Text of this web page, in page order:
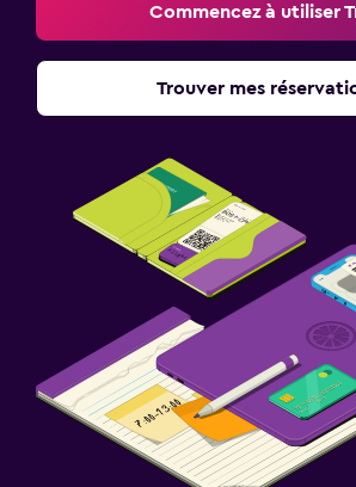
Commencez à utiliser
Trouver mes